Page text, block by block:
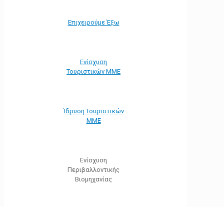
Επιχειρούμε Έξω
Ενίσχυση
Τουριστικών ΜΜΕ
Ίδρυση Τουριστικών
ΜΜΕ
Ενίσχυση
Περιβαλλοντικής
Βιομηχανίας